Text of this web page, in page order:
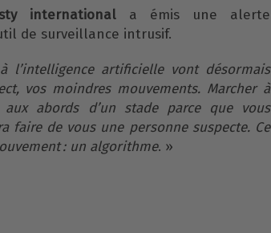
international a émis une alerte
de surveillance intrusif.
l’intelligence artificielle vont désormais
vos moindres mouvements. Marcher à
aux abords d’un stade parce que vous
faire de vous une personne suspecte. Ce
: un algorithme. »